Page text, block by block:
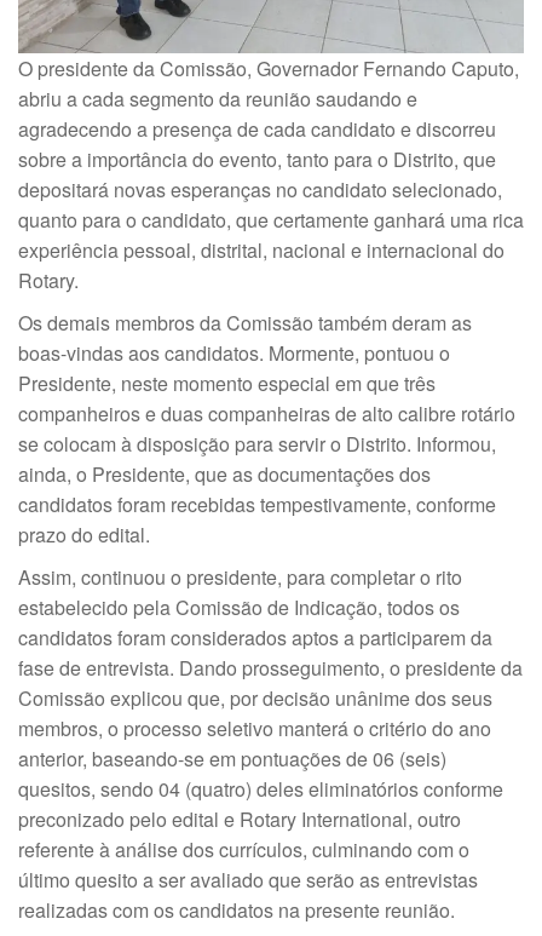
O presidente da Comissão, Governador Fernando Caputo,
abriu a cada segmento da reunião saudando e
agradecendo a presença de cada candidato e discorreu
sobre a importância do evento, tanto para o Distrito, que
depositará novas esperanças no candidato selecionado,
quanto para o candidato, que certamente ganhará uma rica
experiência pessoal, distrital, nacional e internacional do
Rotary.
Os demais membros da Comissão também deram as
boas-vindas aos candidatos. Mormente, pontuou o
Presidente, neste momento especial em que três
companheiros e duas companheiras de alto calibre rotário
se colocam à disposição para servir o Distrito. Informou,
ainda, o Presidente, que as documentações dos
candidatos foram recebidas tempestivamente, conforme
prazo do edital.
Assim, continuou o presidente, para completar o rito
estabelecido pela Comissão de Indicação, todos os
candidatos foram considerados aptos a participarem da
fase de entrevista. Dando prosseguimento, o presidente da
Comissão explicou que, por decisão unânime dos seus
membros, o processo seletivo manterá o critério do ano
anterior, baseando-se em pontuações de 06 (seis)
quesitos, sendo 04 (quatro) deles eliminatórios conforme
preconizado pelo edital e Rotary International, outro
referente à análise dos currículos, culminando com o
último quesito a ser avaliado que serão as entrevistas
realizadas com os candidatos na presente reunião.